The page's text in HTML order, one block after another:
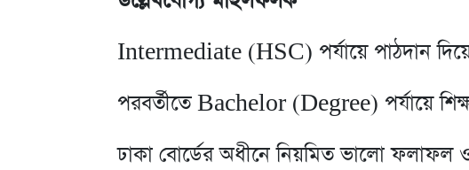
Intermediate (HSC) পর্যায়ে পাঠদান
পরবর্তীতে Bachelor (Degree) পর্যায়ে
ঢাকা বোর্ডের অধীনে নিয়মিত ভালো ফলাফল